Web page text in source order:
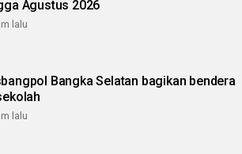
Agustus 2026
lalu
Bangka Selatan bagikan bendera
lalu